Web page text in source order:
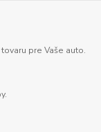
pre Vaše auto.